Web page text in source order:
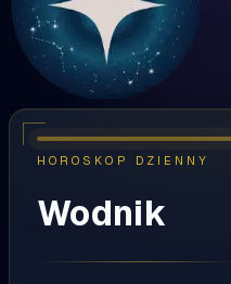
HOROSKOP DZIENNY
Wodnik